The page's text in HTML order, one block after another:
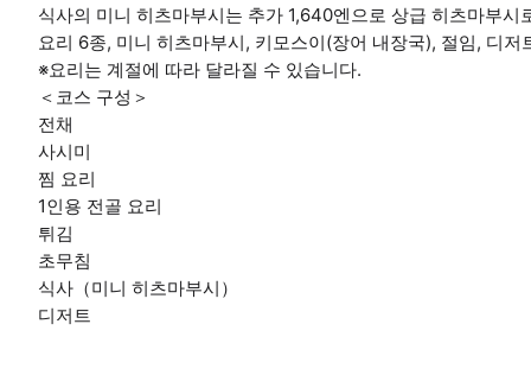
식사의 미니 히츠마부시는 추가 1,640엔으로 상급 히츠마부시
요리 6종, 미니 히츠마부시, 키모스이(장어 내장국), 절임, 디저
※요리는 계절에 따라 달라질 수 있습니다.
＜코스 구성＞
전채
사시미
찜 요리
1인용 전골 요리
튀김
초무침
식사（미니 히츠마부시）
디저트